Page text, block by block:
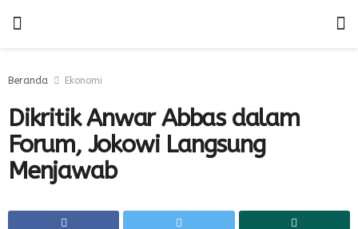
Beranda Ekonomi
Dikritik Anwar Abbas dalam
Forum, Jokowi Langsung
Menjawab